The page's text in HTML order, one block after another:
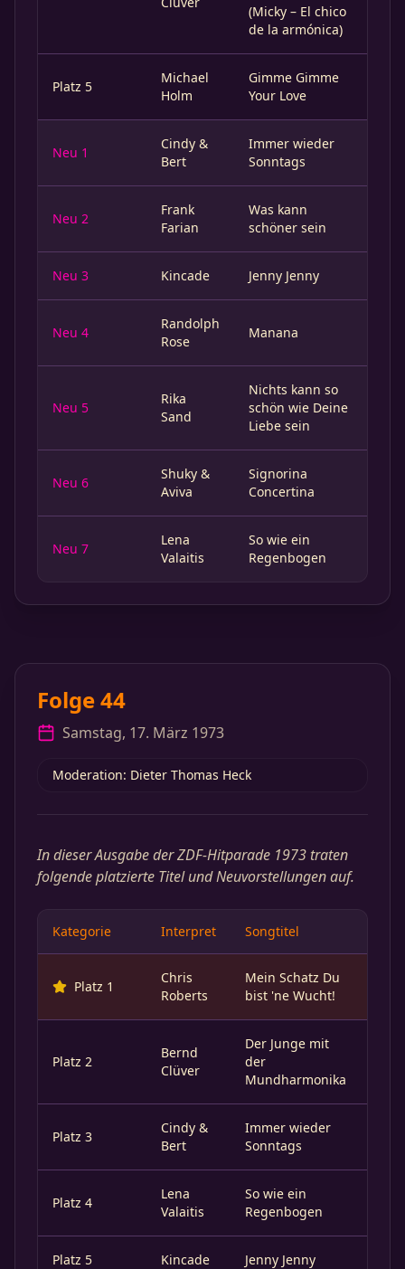
(Micky – El chico
de la armónica)
Platz 5
Michael
Holm
Gimme Gimme
Your Love
Neu 1
Cindy &
Bert
Immer wieder
Sonntags
Neu 2
Frank
Farian
Was kann
schöner sein
Neu 3 Kincade Jenny Jenny
Neu 4
Randolph
Rose
Manana
Neu 5
Rika
Sand
Nichts kann so
schön wie Deine
Liebe sein
Neu 6
Shuky &
Aviva
Signorina
Concertina
Neu 7
Lena
Valaitis
So wie ein
Regenbogen
Folge 44
Samstag, 17. März 1973
Moderation: Dieter Thomas Heck
In dieser Ausgabe der ZDF-Hitparade 1973 traten
folgende platzierte Titel und Neuvorstellungen auf.
Kategorie Interpret Songtitel
Platz 1
Chris
Roberts
Mein Schatz Du
bist 'ne Wucht!
Platz 2
Bernd
Clüver
Der Junge mit
der
Mundharmonika
Platz 3
Cindy &
Bert
Immer wieder
Sonntags
Platz 4
Lena
Valaitis
So wie ein
Regenbogen
Platz 5 Kincade Jenny Jenny